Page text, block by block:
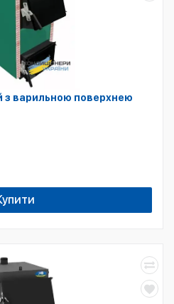
з варильною поверхнею